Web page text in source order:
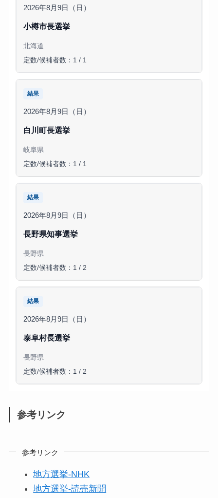
2026年8月9日（日）
小樽市長選挙
北海道
定数/候補者数：1 / 1
結果
2026年8月9日（日）
白川町長選挙
岐阜県
定数/候補者数：1 / 1
結果
2026年8月9日（日）
長野県知事選挙
長野県
定数/候補者数：1 / 2
結果
2026年8月9日（日）
泰阜村長選挙
長野県
定数/候補者数：1 / 2
参考リンク
参考リンク
地方選挙-NHK
地方選挙-読売新聞